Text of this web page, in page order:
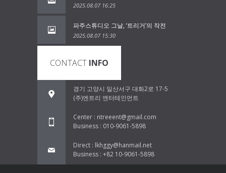
2025.08.07 16:25
파주스튜디오 그날, ‘트리거’의 작전
2025.08.07 15:30
CONTACT INFO
경기 고양시 일산서구 대화2로 17-5
(주)엔트리 엔터테인먼트
Center : ntreeent@gmail.com
Business : 010-9061-5898
Direct : lkhggy@hanmail.net
Business : +82 10-9061-5898